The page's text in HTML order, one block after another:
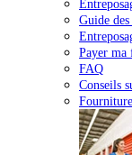
Guide
Payer ma
FAQ
Conseils